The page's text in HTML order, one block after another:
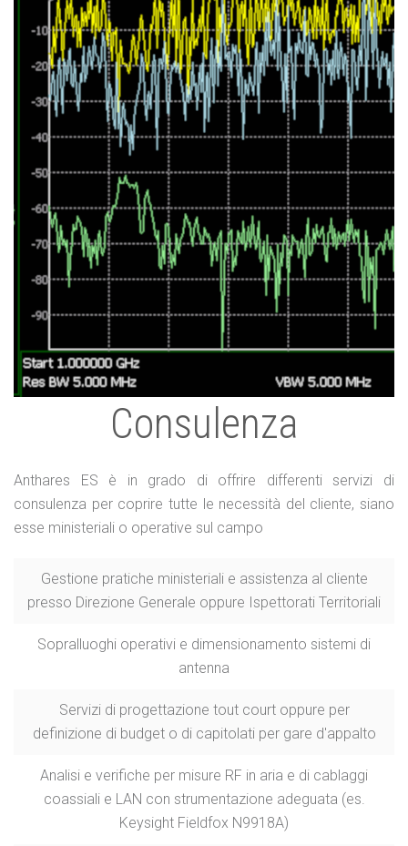
Consulenza
Anthares ES è in grado di offrire differenti servizi di
consulenza per coprire tutte le necessità del cliente, siano
esse ministeriali o operative sul campo
Gestione pratiche ministeriali e assistenza al cliente
presso Direzione Generale oppure Ispettorati Territoriali
Sopralluoghi operativi e dimensionamento sistemi di
antenna
Servizi di progettazione tout court oppure per
definizione di budget o di capitolati per gare d'appalto
Analisi e verifiche per misure RF in aria e di cablaggi
coassiali e LAN con strumentazione adeguata (es.
Keysight Fieldfox N9918A)